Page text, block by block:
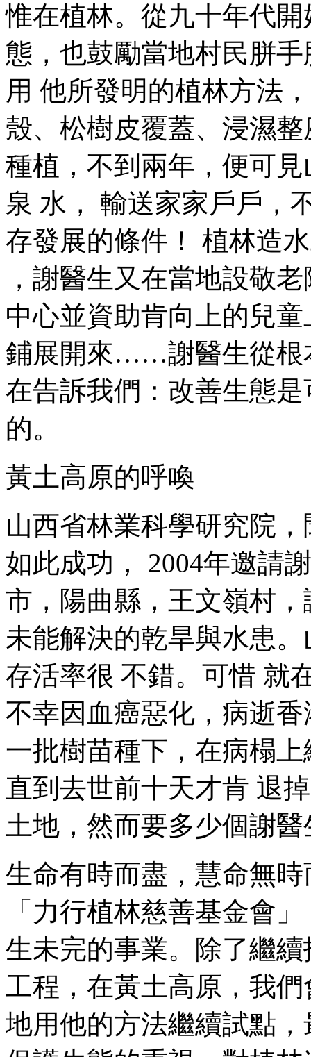
惟在植林。從九十年代
態，也鼓勵當地村民胼
用 他所發明的植林方法
殼、松樹皮覆蓋、浸濕
種植，不到兩年，便可
泉 水， 輸送家家戶戶，
存發展的條件！ 植林造
，謝醫生又在當地設敬
中心並資助肯向上的兒
鋪展開來……謝醫生從根
在告訴我們：改善生態
的。
黃土高原的呼喚
山西省林業科學研究院
如此成功， 2004年邀請
市，陽曲縣，王文嶺村
未能解決的乾旱與水患
存活率很 不錯。可惜 就
不幸因血癌惡化，病逝
一批樹苗種下，在病榻
直到去世前十天才肯 退
土地，然而要多少個謝
生命有時而盡，慧命無
「力行植林慈善基金會
生未完的事業。除了繼
工程，在黃土高原，我
地用他的方法繼續試點